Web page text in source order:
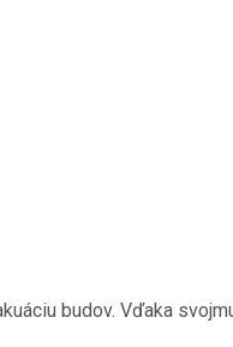
budov. Vďaka